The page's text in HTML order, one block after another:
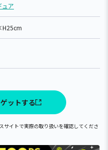
ュア
ットする
イトで実際の取り扱いを確認してくださ